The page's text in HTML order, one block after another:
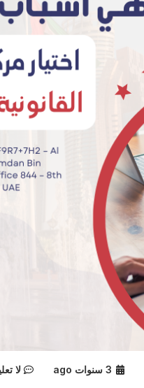
3 سنوات ago لا